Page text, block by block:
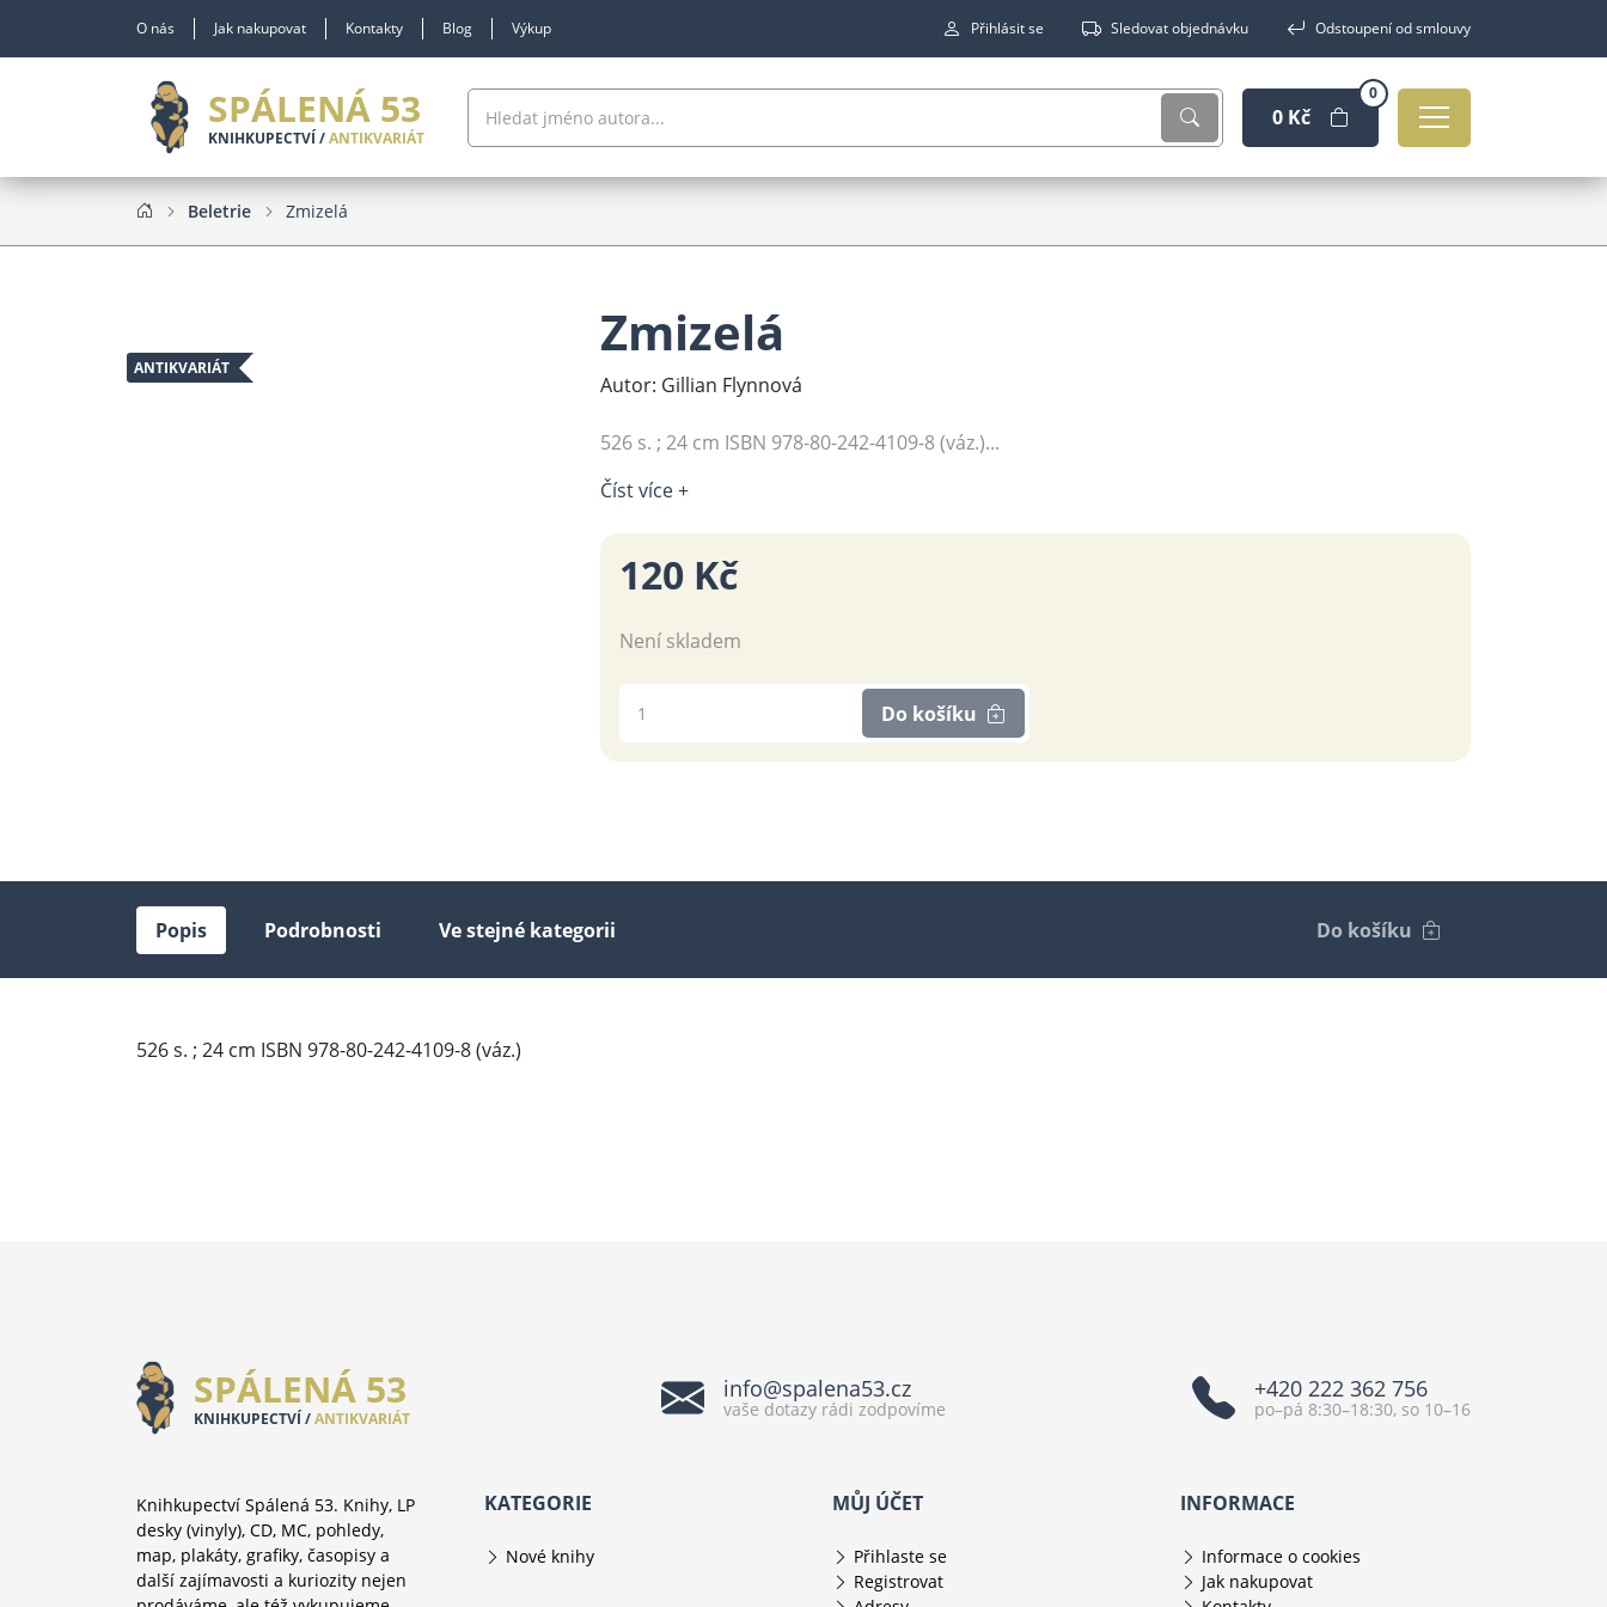
O nás Jak nakupovat Kontakty Blog Výkup Přihlásit se Sledovat objednávku Odstoupení od smlouvy
SPÁLENÁ 53
KNIHKUPECTVÍ /ANTIKVARIÁT
0 Kč
0
Beletrie Zmizelá
ANTIKVARIÁT
Zmizelá
Autor: Gillian Flynnová
526 s. ; 24 cm ISBN 978-80-242-4109-8 (váz.)...
Číst více +
120 Kč
Není skladem
Do košíku
Popis Podrobnosti Ve stejné kategorii Do košíku
526 s. ; 24 cm ISBN 978-80-242-4109-8 (váz.)
SPÁLENÁ 53
KNIHKUPECTVÍ /ANTIKVARIÁT
info@spalena53.cz
vaše dotazy rádi zodpovíme
+420 222 362 756
po–pá 8:30–18:30, so 10–16
Knihkupectví Spálená 53. Knihy, LP
desky (vinyly), CD, MC, pohledy,
map, plakáty, grafiky, časopisy a
další zajímavosti a kuriozity nejen
KATEGORIE
Nové knihy
MŮJ ÚČET
Přihlaste se
Registrovat
INFORMACE
Informace o cookies
Jak nakupovat